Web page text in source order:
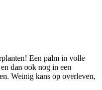
Een palm in volle
dan ook nog in een
Weinig kans op overleven,